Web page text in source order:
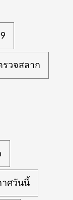
รวจสลาก
ศวันนี้